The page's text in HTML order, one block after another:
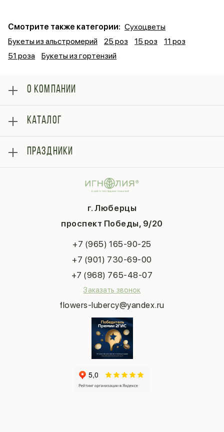
Смотрите также категории: Сухоцветы
Букеты из альстромерий
25 роз 15 роз
11 роз
51 роза
Букеты из гортензий
г. Люберцы
проспект Победы, 9/20
+7 (965) 165-90-25
+7 (901) 730-69-00
+7 (968) 765-48-07
Заказать звонок
flowers-lubercy@yandex.ru
О КОМПАНИИ
Оплата
Отзывы
Блог
Гарантии
Контакты
Публичная оферта
КАТАЛОГ
Букеты
Композиции
ПРАЗДНИКИ
Последний звонок